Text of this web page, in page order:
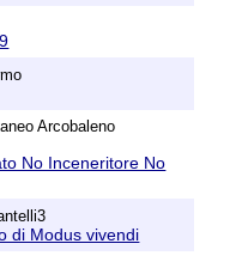
Arcobaleno
No Inceneritore No
di Modus vivendi